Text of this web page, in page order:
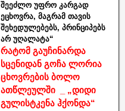
შეეძლო უფრო კარგად
ეცხოვრა, მაგრამ თავის
შეხედულებებს, პრინციპებს
არ უღალატა“
რატომ გაუჩინარდა
სცენიდან გოჩა ლორია
ცხოვრების ბოლო
ათწლეულში _ „დიდი
გულისტკენა ჰქონდა“